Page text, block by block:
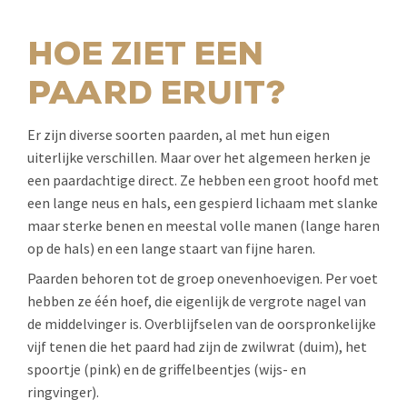
HOE ZIET EEN
PAARD ERUIT?
Er zijn diverse soorten paarden, al met hun eigen
uiterlijke verschillen. Maar over het algemeen herken je
een paardachtige direct. Ze hebben een groot hoofd met
een lange neus en hals, een gespierd lichaam met slanke
maar sterke benen en meestal volle manen (lange haren
op de hals) en een lange staart van fijne haren.
Paarden behoren tot de groep onevenhoevigen. Per voet
hebben ze één hoef, die eigenlijk de vergrote nagel van
de middelvinger is. Overblijfselen van de oorspronkelijke
vijf tenen die het paard had zijn de zwilwrat (duim), het
spoortje (pink) en de griffelbeentjes (wijs- en
ringvinger).